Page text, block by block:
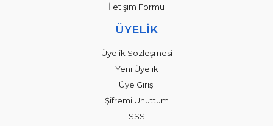
İletişim Formu
ÜYELİK
Üyelik Sözleşmesi
Yeni Üyelik
Üye Girişi
Şifremi Unuttum
SSS